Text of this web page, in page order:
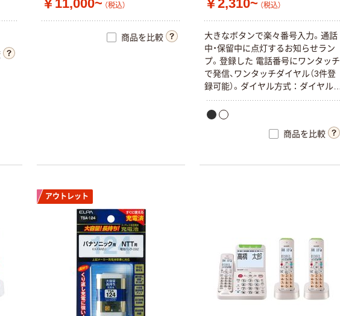
￥11,000~ （税込）
商品を比較
￥2,310~ （税込）
大きなボタンで楽々番号入力。通話
中・保留中に点灯するお知らせラン
プ。登録した 電話番号にワンタッチ
で発信、ワンタッチダイヤル（3件登
録可能）。ダイヤル方式：ダイヤル回
線（10PPS）/プッシュ回線 切替式。
商品を比較
アウトレット